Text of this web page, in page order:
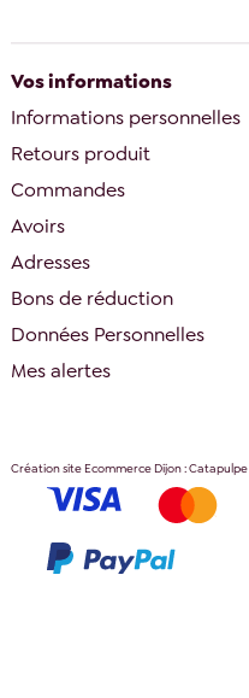
Vos informations
Informations personnelles
Retours produit
Commandes
Avoirs
Adresses
Bons de réduction
Données Personnelles
Mes alertes
Création site Ecommerce Dijon : Catapulpe